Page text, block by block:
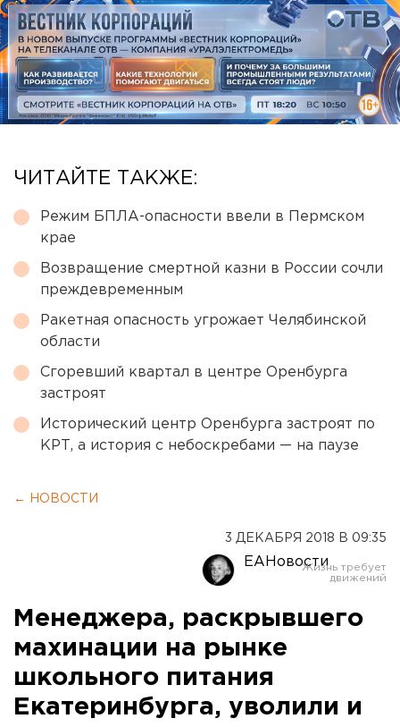
ЧИТАЙТЕ ТАКЖЕ:
Режим БПЛА-опасности ввели в Пермском
крае
Возвращение смертной казни в России сочли
преждевременным
Ракетная опасность угрожает Челябинской
области
Сгоревший квартал в центре Оренбурга
застроят
Исторический центр Оренбурга застроят по
КРТ, а история с небоскребами — на паузе
← НОВОСТИ
3 ДЕКАБРЯ 2018 В 09:35
ЕАНовости
Менеджера, раскрывшего
махинации на рынке
школьного питания
Екатеринбурга, уволили и